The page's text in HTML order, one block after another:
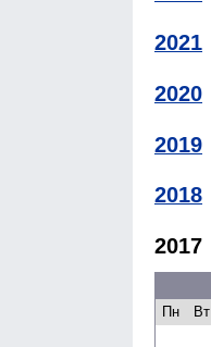
2021
2020
2019
2018
2017
Пн
Вт